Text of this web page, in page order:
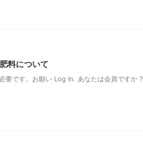
料について
要です。お願い Log In. あなたは会員ですか ?